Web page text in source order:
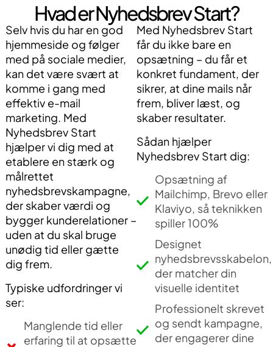
Hvad er Nyhedsbrev Start?
Selv hvis du har en god
hjemmeside og følger
med på sociale medier,
kan det være svært at
komme i gang med
effektiv e-mail
marketing. Med
Nyhedsbrev Start
hjælper vi dig med at
etablere en stærk og
målrettet
nyhedsbrevskampagne,
der skaber værdi og
bygger kunderelationer –
uden at du skal bruge
unødig tid eller gætte
dig frem.
Typiske udfordringer vi
ser:
Manglende tid eller
erfaring til at opsætte
Med Nyhedsbrev Start
får du ikke bare en
opsætning – du får et
konkret fundament, der
sikrer, at dine mails når
frem, bliver læst, og
skaber resultater.
Sådan hjælper
Nyhedsbrev Start dig:
Opsætning af
Mailchimp, Brevo eller
Klaviyo, så teknikken
spiller 100%
Designet
nyhedsbrevsskabelon,
der matcher din
visuelle identitet
Professionelt skrevet
og sendt kampagne,
der engagerer dine